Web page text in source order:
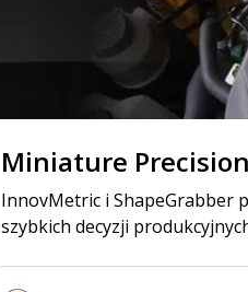
Miniature
InnovMetric i ShapeGrabber
szybkich decyzji